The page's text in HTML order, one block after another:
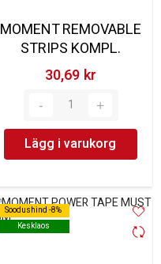
MOMENT REMOVABLE
STRIPS KOMPL.
30,69 kr‎
Lägg i varukorg
Soodushind -8%
Kesklaos
Soodushind -8%
Kesklaos